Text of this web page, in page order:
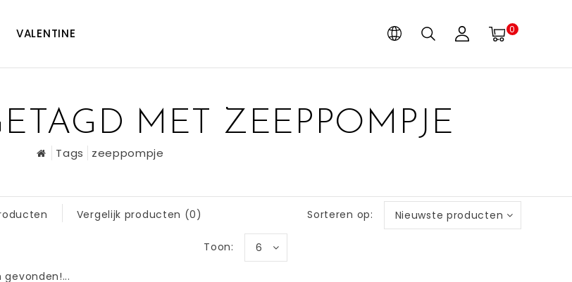
VALENTINE 0
MET ZEEPPOMPJE
Tags zeeppompje
Vergelijk producten (0) Sorteren op: Nieuwste producten
Toon: 6